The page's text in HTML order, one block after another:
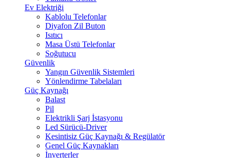
Ev Elektriği
Kablolu Telefonlar
Diyafon Zil Buton
Isıtıcı
Masa Üstü Telefonlar
Soğutucu
Güvenlik
Yangın Güvenlik Sistemleri
Yönlendirme Tabelaları
Güç Kaynağı
Balast
Pil
Elektrikli Şarj İstasyonu
Led Sürücü-Driver
Kesintisiz Güç Kaynağı & Regülatör
Genel Güç Kaynakları
İnverterler